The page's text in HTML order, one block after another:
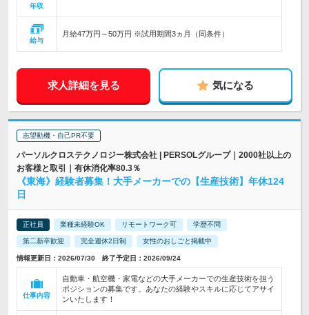
年収
給与
月給47万円～50万円 ※試用期間3ヵ月（同条件）
求人詳細を見る 気になる
志望動機・自己PR不要
パーソルクロステクノロジー株式会社 | PERSOLグループ｜2000社以上の
お客様と取引｜有休消化率80.3％
《東海》経験者募集！大手メーカーでの【生産技術】年休124
日
正社員 業種未経験OK リモートワーク可 学歴不問
第二新卒歓迎 完全週休2日制 女性のおしごと掲載中
情報更新日：2026/07/30 終了予定日：2026/09/24
仕事内容
自動車・航空機・家電などの大手メーカーでの生産技術を担う
ポジションの募集です。あなたの経験やスキルに応じてアサイ
ンいたします！